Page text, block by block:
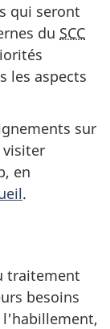
qui seront
du SCC
les aspects
sur
visiter
en
.
traitement
besoins
l'habillement,